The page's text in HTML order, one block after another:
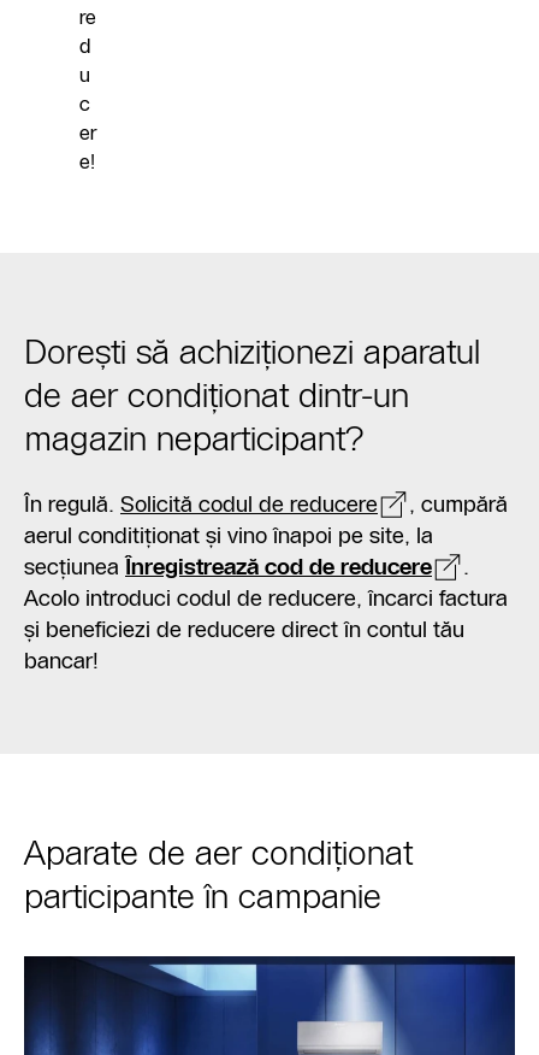
re
d
u
c
er
e!
Dorești să achiziționezi aparatul
de aer condiționat dintr-un
magazin neparticipant?
În regulă. Solicită codul de reducere
, cumpără
aerul conditiționat și vino înapoi pe site, la
secțiunea Înregistrează cod de reducere
.
Acolo introduci codul de reducere, încarci factura
și beneficiezi de reducere direct în contul tău
bancar!
Aparate de aer condiționat
participante în campanie